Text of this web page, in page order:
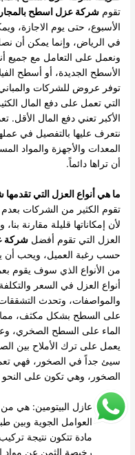
تقومشركة عزل اسطح
الأسبوع، حتى يوم
في الرياض، وإنما يمكن أن
ونعمل على التعامل مع جميع
الأسطح الجديدة، أو أسطح
توفر عروض للشركات
التي تعمل على دفع المال
الأكبر تعني دفع المال الأقل.
نتعرف عليها بالتفصيل في
المعدات والأجهزة والمواد
أن تراها دائماً.
ما هي أنواع العزل التي
تقوم الكثير من الشركات بعدم
لأن إمكاناتها قليلة مقارنة
العزل التي تقوم أفضلشركة
حسب رغبة العميل، ويحب أن
من الأنواع الذي سوف يقوم
أنواع العزل في السعر
والمواصفات، وتحدث
على السطح بشكل مكثف، مما
الماء على السطح الصخري،
يعمل على ترك الأملاح بين
سيئ جداً في الصخور، فهي
الصخور، وهي تكون على النحو
عازل البيتومين: هي
العوامل الجوية وبين
مادة تتكون نتيجة
رخيصة الثمن عن مواد